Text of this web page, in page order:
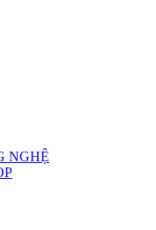
NGHỆ